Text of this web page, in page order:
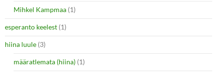
Mihkel Kampmaa (1)
esperanto keelest (1)
hiina luule (3)
määratlemata (hiina) (1)